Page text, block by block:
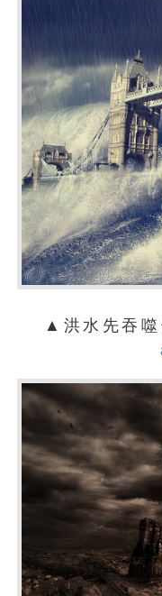
▲洪水先吞